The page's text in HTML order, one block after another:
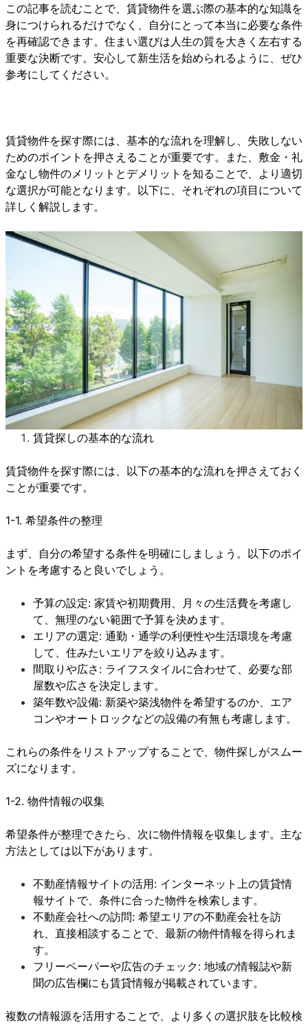
この記事を読むことで、賃貸物件を選ぶ際の基本的な知識を
身につけられるだけでなく、自分にとって本当に必要な条件
を再確認できます。住まい選びは人生の質を大きく左右する
重要な決断です。安心して新生活を始められるように、ぜひ
参考にしてください。
賃貸物件を探す際には、基本的な流れを理解し、失敗しない
ためのポイントを押さえることが重要です。また、敷金・礼
金なし物件のメリットとデメリットを知ることで、より適切
な選択が可能となります。以下に、それぞれの項目について
詳しく解説します。
賃貸探しの基本的な流れ
賃貸物件を探す際には、以下の基本的な流れを押さえておく
ことが重要です。
1-1. 希望条件の整理
まず、自分の希望する条件を明確にしましょう。以下のポイ
ントを考慮すると良いでしょう。
予算の設定: 家賃や初期費用、月々の生活費を考慮し
て、無理のない範囲で予算を決めます。
エリアの選定: 通勤・通学の利便性や生活環境を考慮
して、住みたいエリアを絞り込みます。
間取りや広さ: ライフスタイルに合わせて、必要な部
屋数や広さを決定します。
築年数や設備: 新築や築浅物件を希望するのか、エア
コンやオートロックなどの設備の有無も考慮します。
これらの条件をリストアップすることで、物件探しがスムー
ズになります。
1-2. 物件情報の収集
希望条件が整理できたら、次に物件情報を収集します。主な
方法としては以下があります。
不動産情報サイトの活用: インターネット上の賃貸情
報サイトで、条件に合った物件を検索します。
不動産会社への訪問: 希望エリアの不動産会社を訪
れ、直接相談することで、最新の物件情報を得られま
す。
フリーペーパーや広告のチェック: 地域の情報誌や新
聞の広告欄にも賃貸情報が掲載されています。
複数の情報源を活用することで、より多くの選択肢を比較検